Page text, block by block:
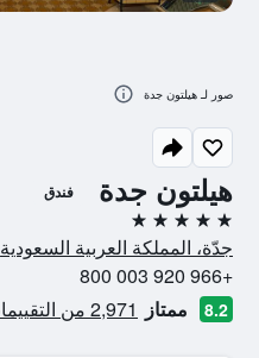
هيلتون جدة فندق
5 نجوم
جدّة، المملكة العربية السعودية
+966 920 003 800
8.2 ممتاز 2,971 من التقييمات تم التحقق منها
صور لـ هيلتون جدة